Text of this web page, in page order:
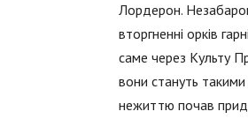
Лордерон.
вторгненні орків
саме через Культу
вони стануть
нежиттю почав